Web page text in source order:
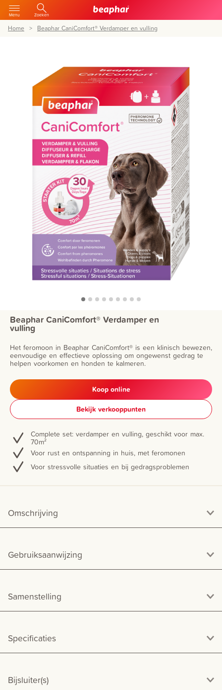
Menu Zoeken
Home Beaphar CaniComfort® Verdamper en vulling
Beaphar CaniComfort® Verdamper en
vulling
Het feromoon in Beaphar CaniComfort® is een klinisch bewezen,
eenvoudige en effectieve oplossing om ongewenst gedrag te
helpen voorkomen en honden te kalmeren.
Koop online
Bekijk verkooppunten
Complete set: verdamper en vulling, geschikt voor max.
70m²
Voor rust en ontspanning in huis, met feromonen
Voor stressvolle situaties en bij gedragsproblemen
Omschrijving
Gebruiksaanwijzing
Samenstelling
Specificaties
Bijsluiter(s)